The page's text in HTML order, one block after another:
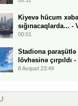
Kiyevə hücum
sığınacaqlarda... -
00:01
Stadiona paraşütlə
lövhəsinə çırpıldı
8 Avqust 23:49